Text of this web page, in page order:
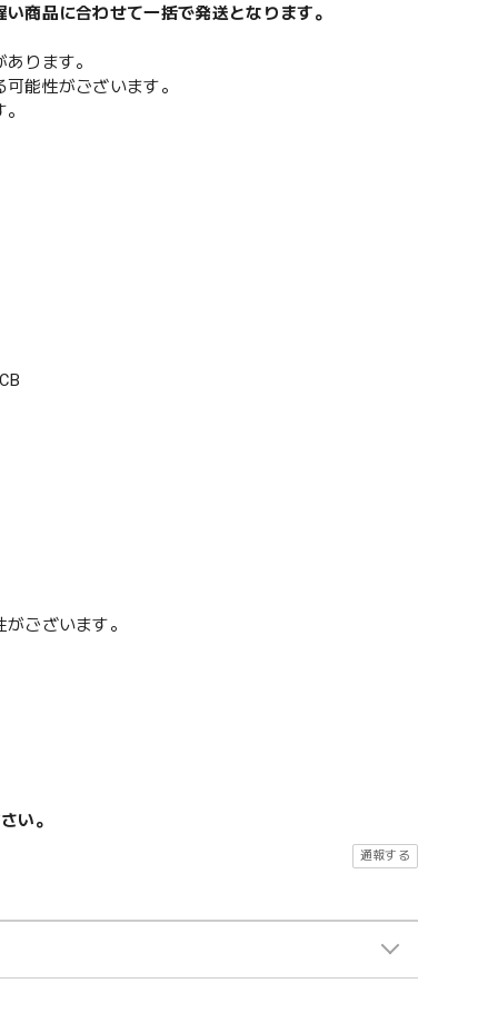
商品に合わせて一括で発送となります。
ります。
能性がございます。
ございます。
い。
通報する